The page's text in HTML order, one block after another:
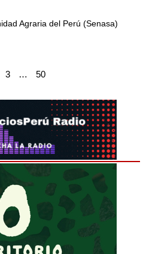
Agraria del Perú (Senasa)
3 … 50